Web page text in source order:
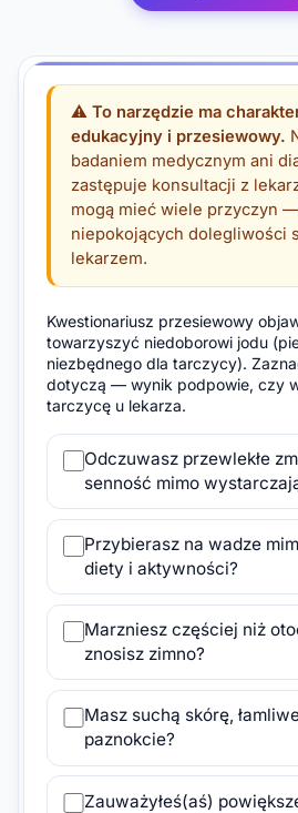
⚠️ To narzędzie ma
edukacyjny i przesiewowy.
badaniem medycznym ani
zastępuje konsultacji z
mogą mieć wiele przyczyn
niepokojących dolegliwości
lekarzem.
Kwestionariusz przesiewowy
towarzyszyć niedoborowi jodu
niezbędnego dla tarczycy).
dotyczą — wynik podpowie, czy
tarczycę u lekarza.
Odczuwasz przewlekłe
senność mimo
Przybierasz na wadze
diety i aktywności?
Marzniesz częściej niż
znosisz zimno?
Masz suchą skórę,
paznokcie?
Zauważyłeś(aś)